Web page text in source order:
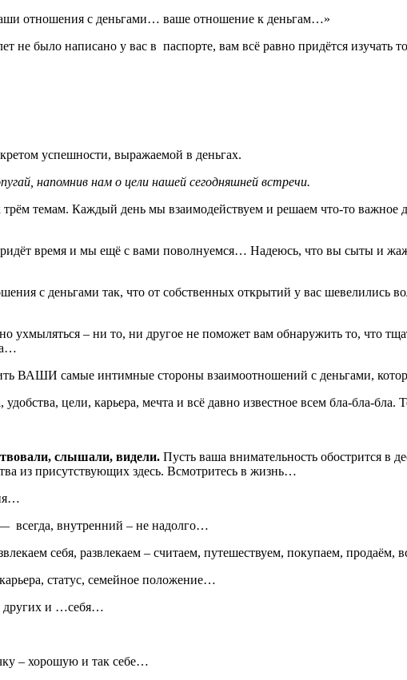
отношения с деньгами… ваше отношение к деньгам…»
не было написано у вас в паспорте, вам всё равно придётся изучать
успешности, выражаемой в деньгах.
напомнив нам о цели нашей сегодняшней встречи.
темам. Каждый день мы взаимодействуем и решаем что-то важное
время и мы ещё с вами поволнуемся… Надеюсь, что вы сыты и
с деньгами так, что от собственных открытий у вас шевелились
ухмыляться – ни то, ни другое не поможет вам обнаружить то,
ВАШИ самые интимные стороны взаимоотношений с деньгами,
цели, карьера, мечта и всё давно известное всем бла-бла-бла.
слышали, видели. Пусть ваша внимательность обострится в
из присутствующих здесь. Всмотритесь в жизнь…
всегда, внутренний – не надолго…
себя, развлекаем – считаем, путешествуем, покупаем, продаём,
статус, семейное положение…
других и …себя…
– хорошую и так себе…